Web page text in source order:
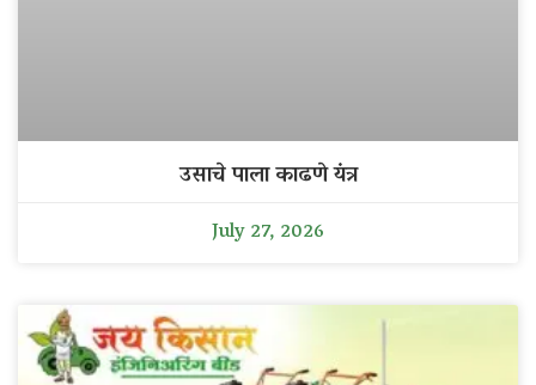
उसाचे पाला काढणे यंत्र
July 27, 2026